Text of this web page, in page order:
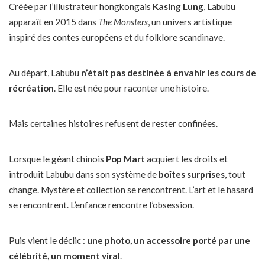
Créée par l’illustrateur hongkongais Kasing Lung, Labubu
apparaît en 2015 dans The Monsters, un univers artistique
inspiré des contes européens et du folklore scandinave.
Au départ, Labubu n’était pas destinée à envahir les cours de
récréation. Elle est née pour raconter une histoire.
Mais certaines histoires refusent de rester confinées.
Lorsque le géant chinois Pop Mart acquiert les droits et
introduit Labubu dans son système de boîtes surprises, tout
change. Mystère et collection se rencontrent. L’art et le hasard
se rencontrent. L’enfance rencontre l’obsession.
Puis vient le déclic : une photo, un accessoire porté par une
célébrité, un moment viral.